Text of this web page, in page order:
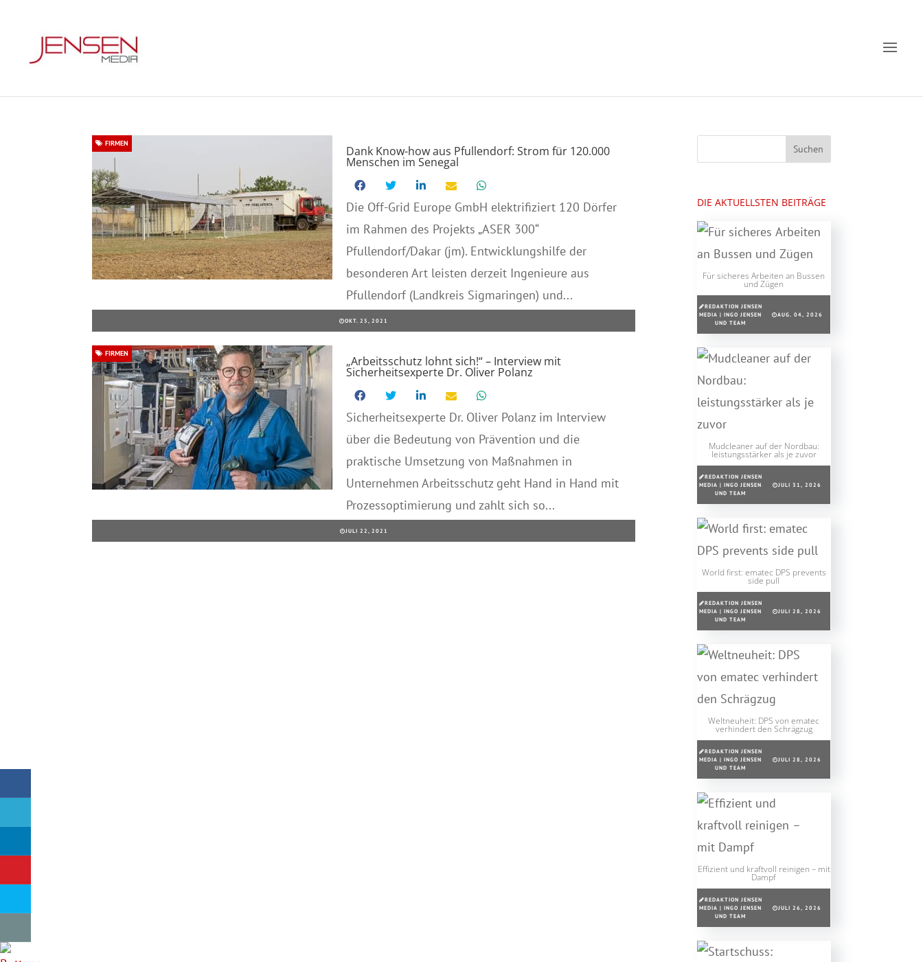
Dank Know-how aus Pfullendorf: Strom für 120.000
Menschen im Senegal
FIRMEN
Die Off-Grid Europe GmbH elektrifiziert 120 Dörfer
im Rahmen des Projekts „ASER 300“
Pfullendorf/Dakar (jm). Entwicklungshilfe der
besonderen Art leisten derzeit Ingenieure aus
Pfullendorf (Landkreis Sigmaringen) und...
OKT. 25, 2021
„Arbeitsschutz lohnt sich!“ – Interview mit
Sicherheitsexperte Dr. Oliver Polanz
FIRMEN
Sicherheitsexperte Dr. Oliver Polanz im Interview
über die Bedeutung von Prävention und die
praktische Umsetzung von Maßnahmen in
Unternehmen Arbeitsschutz geht Hand in Hand mit
Prozessoptimierung und zahlt sich so...
JULI 22, 2021
DIE AKTUELLSTEN BEITRÄGE
Für sicheres Arbeiten an Bussen
und Zügen
REDAKTION JENSEN
MEDIA | INGO JENSEN
UND TEAM
AUG. 04, 2026
Mudcleaner auf der Nordbau:
leistungsstärker als je zuvor
REDAKTION JENSEN
MEDIA | INGO JENSEN
UND TEAM
JULI 31, 2026
World first: ematec DPS prevents
side pull
REDAKTION JENSEN
MEDIA | INGO JENSEN
UND TEAM
JULI 28, 2026
Weltneuheit: DPS von ematec
verhindert den Schrägzug
REDAKTION JENSEN
MEDIA | INGO JENSEN
UND TEAM
JULI 28, 2026
Effizient und kraftvoll reinigen – mit
Dampf
REDAKTION JENSEN
MEDIA | INGO JENSEN
UND TEAM
JULI 26, 2026